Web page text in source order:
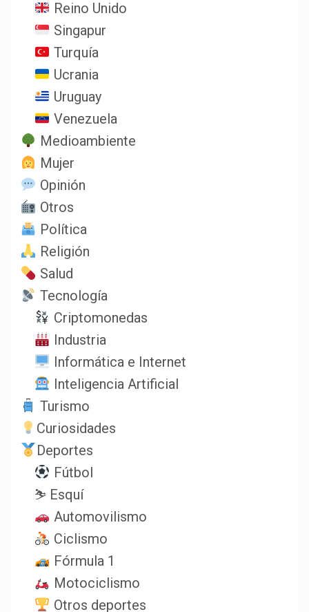
Reino Unido
Singapur
Turquía
Ucrania
Uruguay
Venezuela
Medioambiente
Mujer
Opinión
Otros
Política
Religión
Salud
Tecnología
Criptomonedas
Industria
Informática e Internet
Inteligencia Artificial
Turismo
Curiosidades
Deportes
Fútbol
⛷️ Esquí
Automovilismo
Ciclismo
Fórmula 1
Motociclismo
Otros deportes